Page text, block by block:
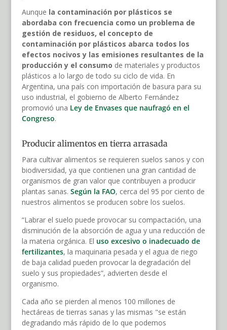
Aunque la contaminación por plásticos se
abordaba con frecuencia como un problema de
gestión de residuos, el concepto de
contaminación por plásticos abarca todos los
efectos nocivos y las emisiones resultantes de la
producción y el consumo de materiales y productos
plásticos a lo largo de todo su ciclo de vida. En
Argentina, una país con importación de basura para su
uso industrial, el gobierno de Alberto Fernández
promovió una Ley de Envases que naufragó en el
Congreso.
Producir alimentos en tierra arrasada
Para cultivar alimentos se requieren suelos sanos y con
biodiversidad, ya que contienen una gran cantidad de
organismos de gran valor que contribuyen a producir
plantas sanas. Según la FAO, cerca del 95 por ciento de
nuestros alimentos se producen sobre los suelos.
“Labrar el suelo puede provocar su compactación, una
disminución de la absorción de agua y una reducción de
la materia orgánica. El uso excesivo o inadecuado de
fertilizantes, la maquinaria pesada y el agua de riego
de baja calidad pueden provocar la degradación del
suelo y sus propiedades”, advierten desde el
organismo.
Cada año se pierden al menos 100 millones de
hectáreas de tierras sanas y las mismas "se están
degradando más rápido de lo que podemos